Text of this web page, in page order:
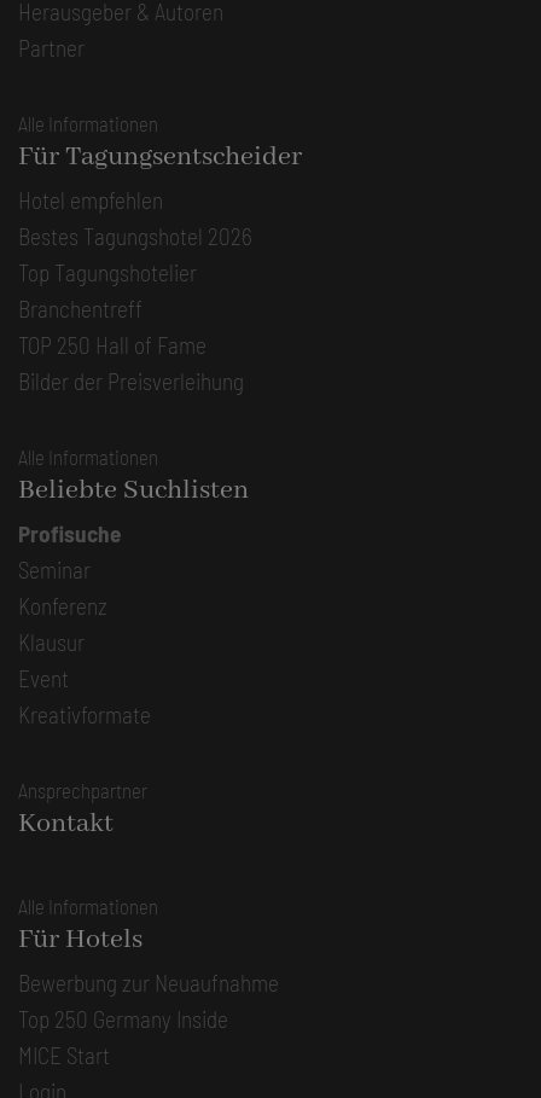
Herausgeber & Autoren
Partner
Alle Informationen
Für Tagungsentscheider
Hotel empfehlen
Bestes Tagungshotel 2026
Top Tagungshotelier
Branchentreff
TOP 250 Hall of Fame
Bilder der Preisverleihung
Alle Informationen
Beliebte Suchlisten
Profisuche
Seminar
Konferenz
Klausur
Event
Kreativformate
Ansprechpartner
Kontakt
Alle Informationen
Für Hotels
Bewerbung zur Neuaufnahme
Top 250 Germany Inside
MICE Start
Login